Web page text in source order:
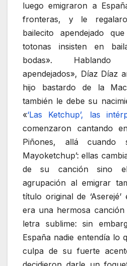
luego emigraron a
fronteras, y le
bailecito apendejado
totonas insisten en
bodas». Hablando
apendejados», Díaz Díaz
hijo bastardo de la
también le debe su
«‘Las Ketchup’, las
comenzaron cantando
Piñones, allá cuando
Mayoketchup’: ellas
de su canción sino
agrupación al emigrar
título original de ‘Aserejé’
era una hermosa
letra sublime: sin
España nadie entendía lo
culpa de su fuerte